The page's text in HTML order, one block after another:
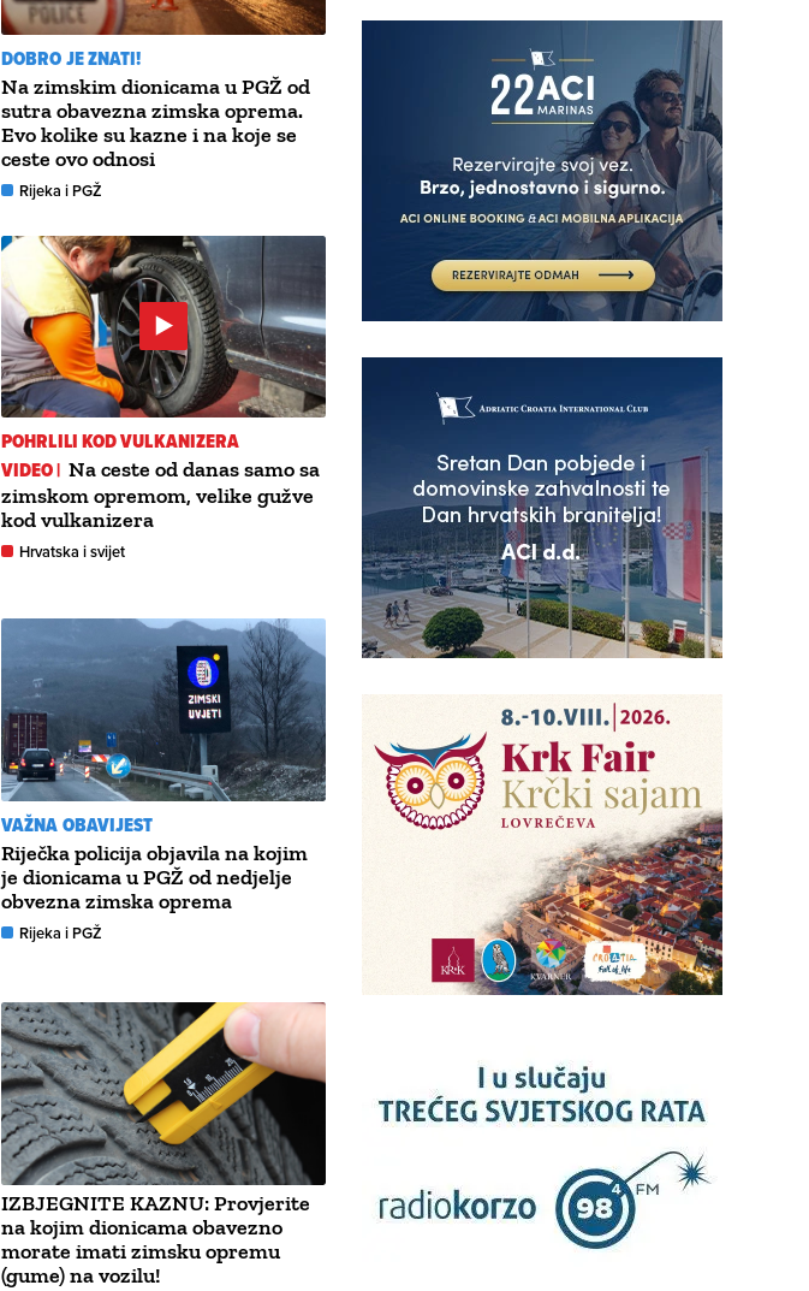
DOBRO JE ZNATI!
Na zimskim dionicama u PGŽ od
sutra obavezna zimska oprema.
Evo kolike su kazne i na koje se
ceste ovo odnosi
Rijeka i PGŽ
POHRLILI KOD VULKANIZERA
VIDEO | Na ceste od danas samo sa
zimskom opremom, velike gužve
kod vulkanizera
Hrvatska i svijet
VAŽNA OBAVIJEST
Riječka policija objavila na kojim
je dionicama u PGŽ od nedjelje
obvezna zimska oprema
Rijeka i PGŽ
IZBJEGNITE KAZNU: Provjerite
na kojim dionicama obavezno
morate imati zimsku opremu
(gume) na vozilu!